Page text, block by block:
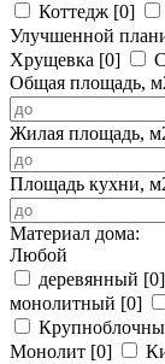
Коттедж [0]
Улучшенной
Хрущевка [0]
Общая площадь,
Жилая площадь,
Площадь кухни,
Материал дома:
Любой
деревянный [0]
монолитный [0]
Монолит [0]